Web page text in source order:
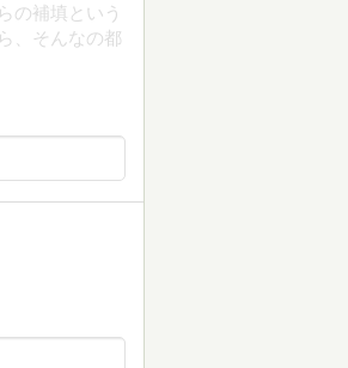
の補填という
、そんなの都